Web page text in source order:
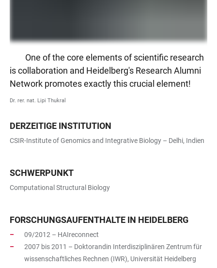
One of the core elements of scientific research
is collaboration and Heidelberg's Research Alumni
Network promotes exactly this crucial element!
Dr. rer. nat. Lipi Thukral
DERZEITIGE INSTITUTION
CSIR-Institute of Genomics and Integrative Biology – Delhi, Indien
SCHWERPUNKT
Computational Structural Biology
FORSCHUNGSAUFENTHALTE IN HEIDELBERG
09/2012 – HAIreconnect
2007 bis 2011 – Doktorandin Interdisziplinären Zentrum für
wissenschaftliches Rechnen (IWR), Universität Heidelberg